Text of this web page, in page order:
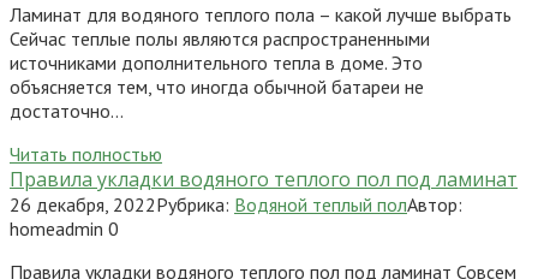
Ламинат для водяного теплого пола – какой лучше выбрать
Сейчас теплые полы являются распространенными
источниками дополнительного тепла в доме. Это
объясняется тем, что иногда обычной батареи не
достаточно…
Читать полностью
Правила укладки водяного теплого пол под ламинат
26 декабря, 2022Рубрика: Водяной теплый полАвтор:
homeadmin 0
Правила укладки водяного теплого пол под ламинат Совсем